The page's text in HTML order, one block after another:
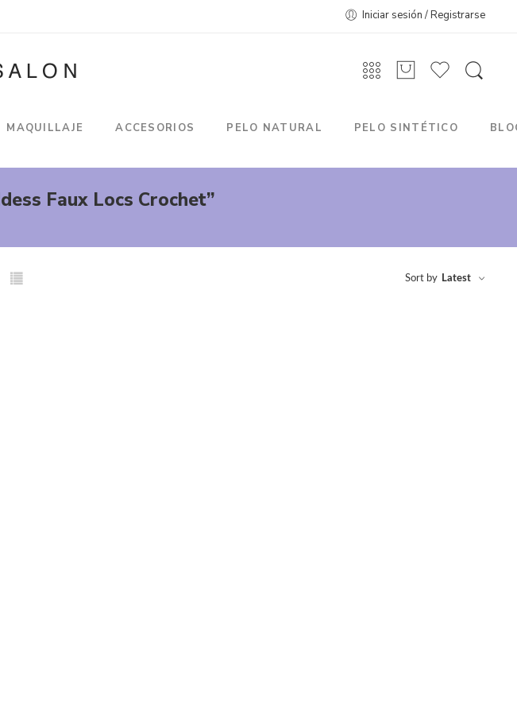
Iniciar sesión / Registrarse
MAQUILLAJE ACCESORIOS PELO NATURAL PELO SINTÉTICO
Faux Locs Crochet”
Sort by Latest